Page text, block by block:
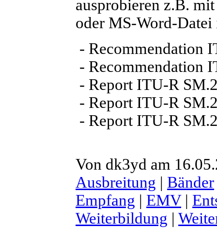
ausprobieren z.B.
oder MS-Word-Datei
- Recommendation
- Recommendation
- Report ITU-R
- Report ITU-R
- Report ITU-R
Von dk3yd am
Ausbreitung | Bänder
Empfang | EMV|
Weiterbildung |